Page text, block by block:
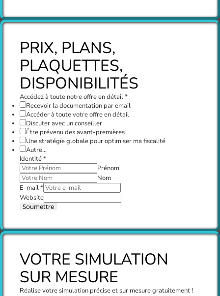
PRIX, PLANS,
PLAQUETTES,
DISPONIBILITÉS
Accédez à toute notre offre en détail*
Recevoir la documentation par email
Accéder à toute votre offre en détail
Discuter avec un conseiller
Être prévenu des avant-premières
Une stratégie globale pour optimiser ma fiscalité
Autre...
Identité*
Prénom
Nom
E-mail*
Website
Soumettre
VOTRE SIMULATION
SUR MESURE
Réalise votre simulation précise et sur mesure gratuitement !